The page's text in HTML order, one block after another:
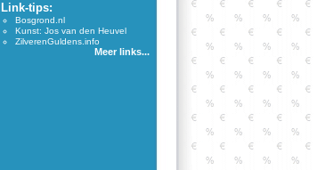
Link-tips:
Bosgrond.nl
Kunst: Jos van den Heuvel
ZilverenGuldens.info
Meer links...